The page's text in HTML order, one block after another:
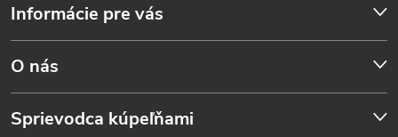
Informácie pre vás
O nás
Sprievodca kúpeľňami